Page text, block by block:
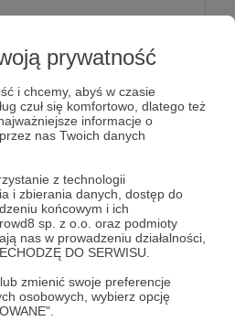
prywatność
i chcemy, abyś w czasie
czuł się komfortowo, dlatego też
informacje o
nas Twoich danych
z technologii
i zbierania danych, dostęp do
końcowym i ich
sp. z o.o. oraz podmioty
nas w prowadzeniu działalności,
DO SERWISU.
zmienić swoje preferencje
osobowych, wybierz opcję
aplikacje. Po zakupieniu
korzystać z
(dla grupy 30
Jeśli prowadzisz firmę
Paintball to ta licencja
płatne zloty,